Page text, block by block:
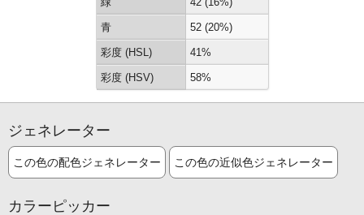
青 52 (20%)
彩度 (HSL) 41%
彩度 (HSV) 58%
ジェネレーター
この色の配色ジェネレーター この色の近似色ジェネレーター
カラーピッカー